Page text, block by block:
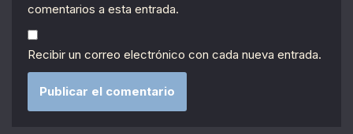
comentarios a esta entrada.
Recibir un correo electrónico con cada nueva entrada.